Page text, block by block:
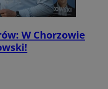
W Chorzowie